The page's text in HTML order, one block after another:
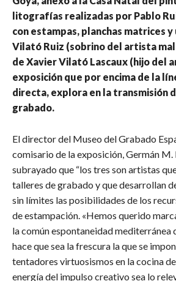
litografías realizadas por Pablo
con estampas, planchas matrices
Vilató Ruiz (sobrino del artista
de Xavier Vilató Lascaux (hijo del
exposición que por encima de la
directa, explora en la transmisión
grabado.
El director del Museo del Grabado
comisario de la exposición, Germán M.
subrayado que “los tres son artistas
talleres de grabado y que desarrollan
sin límites las posibilidades de los
de estampación. «Hemos querido
la común espontaneidad mediterránea
hace que sea la frescura la que se
tentadores virtuosismos en la cocina
energía del impulso creativo sea lo